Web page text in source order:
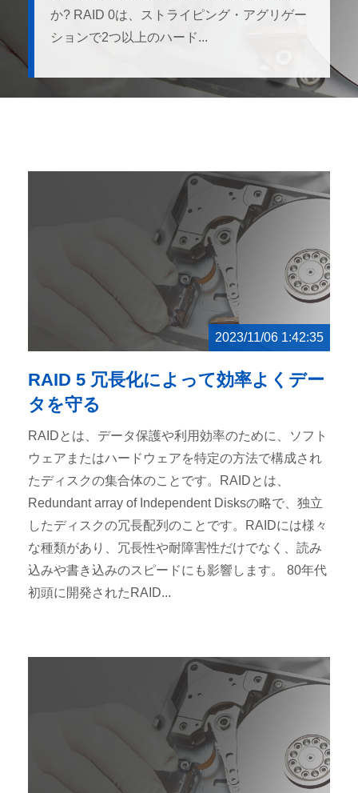
か? RAID 0は、ストライピング・アグリゲー
ションで2つ以上のハード...
2023/11/06 1:42:35
RAID 5 冗長化によって効率よくデー
タを守る
RAIDとは、データ保護や利用効率のために、ソフト
ウェアまたはハードウェアを特定の方法で構成され
たディスクの集合体のことです。RAIDとは、
Redundant array of Independent Disksの略で、独立
したディスクの冗長配列のことです。RAIDには様々
な種類があり、冗長性や耐障害性だけでなく、読み
込みや書き込みのスピードにも影響します。 80年代
初頭に開発されたRAID...